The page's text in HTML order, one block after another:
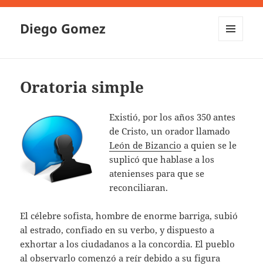
Diego Gomez
Oratoria simple
Existió, por los años 350 antes
de Cristo, un orador llamado
León de Bizancio a quien se le
suplicó que hablase a los
atenienses para que se
reconciliaran.
El célebre sofista, hombre de enorme barriga, subió
al estrado, confiado en su verbo, y dispuesto a
exhortar a los ciudadanos a la concordia. El pueblo
al observarlo comenzó a reír debido a su figura